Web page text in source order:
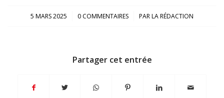
5 MARS 2025
/ 0 COMMENTAIRES
/ PARLA RÉDACTION
Partager cet entrée